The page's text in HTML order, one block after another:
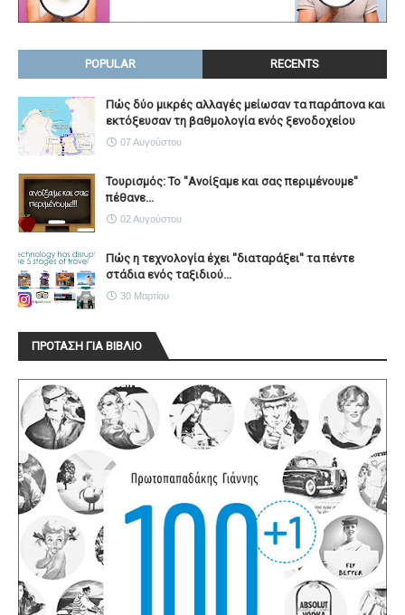
POPULAR RECENTS
Πώς δύο μικρές αλλαγές μείωσαν τα παράπονα και
εκτόξευσαν τη βαθμολογία ενός ξενοδοχείου
07 Αυγούστου
Τουρισμός: Το "Ανοίξαμε και σας περιμένουμε"
πέθανε...
02 Αυγούστου
Πώς η τεχνολογία έχει ''διαταράξει'' τα πέντε
στάδια ενός ταξιδιού...
30 Μαρτίου
ΠΡΟΤΑΣΗ ΓΙΑ ΒΙΒΛΙΟ